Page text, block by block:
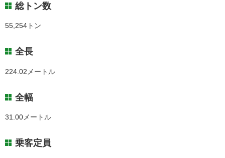
総トン数
55,254トン
全長
224.02メートル
全幅
31.00メートル
乗客定員